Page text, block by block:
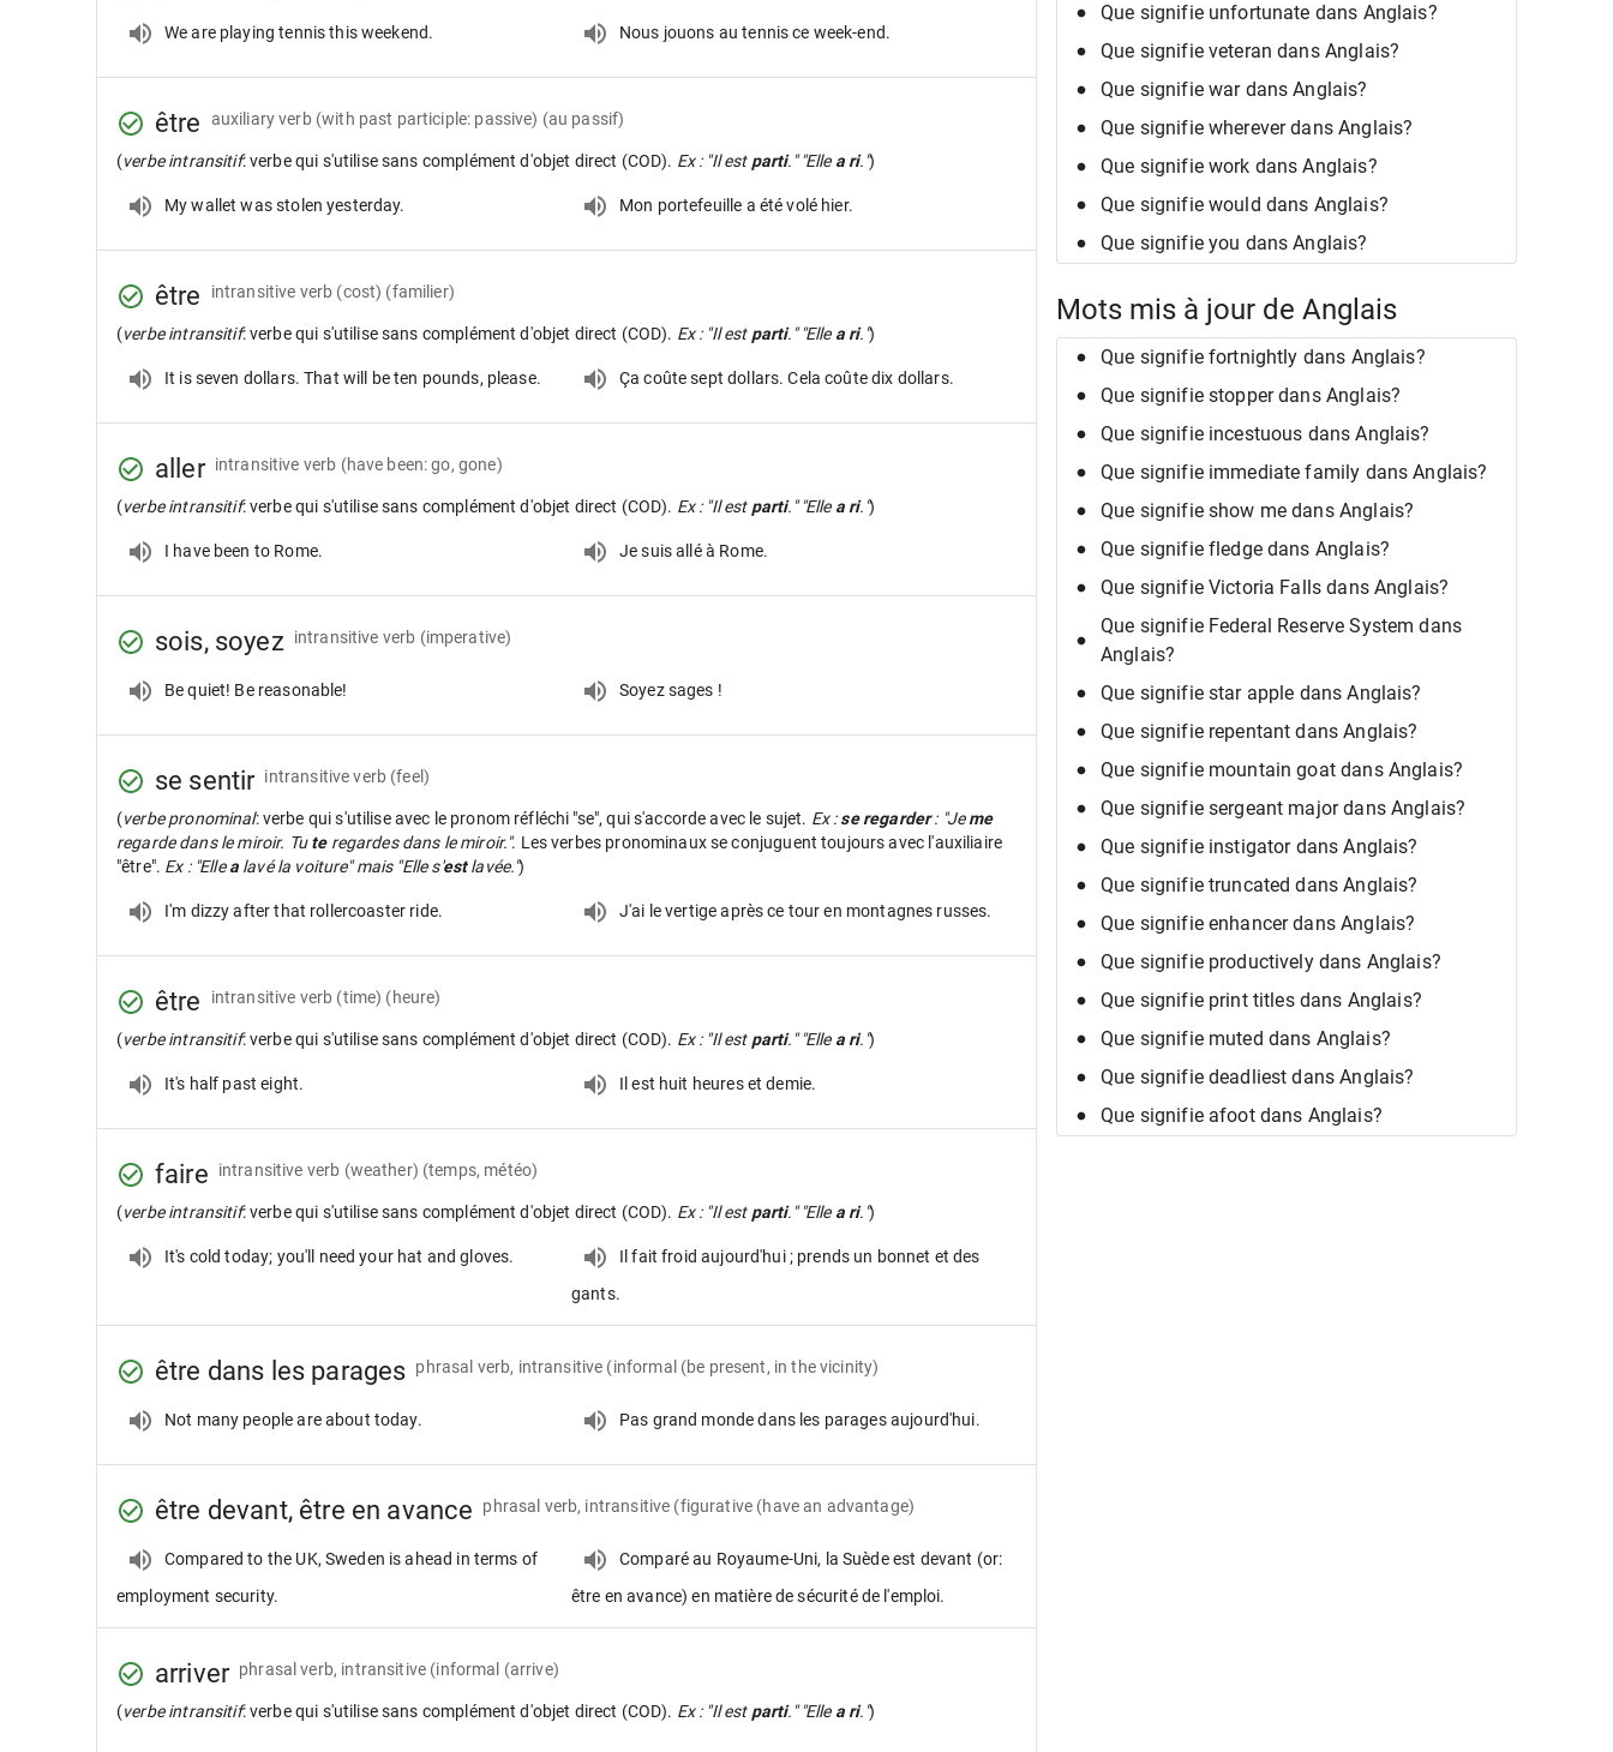
We are playing tennis this weekend. Nous jouons au tennis ce week-end.
être auxiliary verb (with past participle: passive) (au passif)
(verbe intransitif: verbe qui s'utilise sans complément d'objet direct (COD). Ex : "Il est parti." "Elle a ri.")
My wallet was stolen yesterday. Mon portefeuille a été volé hier.
être intransitive verb (cost) (familier)
(verbe intransitif: verbe qui s'utilise sans complément d'objet direct (COD). Ex : "Il est parti." "Elle a ri.")
It is seven dollars. That will be ten pounds, please. Ça coûte sept dollars. Cela coûte dix dollars.
aller intransitive verb (have been: go, gone)
(verbe intransitif: verbe qui s'utilise sans complément d'objet direct (COD). Ex : "Il est parti." "Elle a ri.")
I have been to Rome. Je suis allé à Rome.
sois, soyez intransitive verb (imperative)
Be quiet! Be reasonable! Soyez sages !
se sentir intransitive verb (feel)
(verbe pronominal: verbe qui s'utilise avec le pronom réfléchi "se", qui s'accorde avec le sujet. Ex :se regarder: "Jeme
regarde dans le miroir. Tuteregardes dans le miroir.". Les verbes pronominaux se conjuguent toujours avec l'auxiliaire
"être". Ex : "Ellea lavé la voiture" mais "Elle s'estlavée.")
I'm dizzy after that rollercoaster ride. J'ai le vertige après ce tour en montagnes russes.
être intransitive verb (time) (heure)
(verbe intransitif: verbe qui s'utilise sans complément d'objet direct (COD). Ex : "Il est parti." "Elle a ri.")
It's half past eight. Il est huit heures et demie.
faire intransitive verb (weather) (temps, météo)
(verbe intransitif: verbe qui s'utilise sans complément d'objet direct (COD). Ex : "Il est parti." "Elle a ri.")
It's cold today; you'll need your hat and gloves.
Il fait froid aujourd'hui ; prends un bonnet et des
gants.
être dans les parages phrasal verb, intransitive (informal (be present, in the vicinity)
Not many people are about today. Pas grand monde dans les parages aujourd'hui.
être devant, être en avance phrasal verb, intransitive (figurative (have an advantage)
Compared to the UK, Sweden is ahead in terms of
employment security.
Comparé au Royaume-Uni, la Suède est devant (or:
être en avance) en matière de sécurité de l'emploi.
arriver phrasal verb, intransitive (informal (arrive)
(verbe intransitif: verbe qui s'utilise sans complément d'objet direct (COD). Ex : "Il est parti." "Elle a ri.")
Que signifie unfortunate dans Anglais?
Que signifie veteran dans Anglais?
Que signifie war dans Anglais?
Que signifie wherever dans Anglais?
Que signifie work dans Anglais?
Que signifie would dans Anglais?
Que signifie you dans Anglais?
Mots mis à jour de Anglais
Que signifie fortnightly dans Anglais?
Que signifie stopper dans Anglais?
Que signifie incestuous dans Anglais?
Que signifie immediate family dans Anglais?
Que signifie show me dans Anglais?
Que signifie fledge dans Anglais?
Que signifie Victoria Falls dans Anglais?
Que signifie Federal Reserve System dans
Anglais?
Que signifie star apple dans Anglais?
Que signifie repentant dans Anglais?
Que signifie mountain goat dans Anglais?
Que signifie sergeant major dans Anglais?
Que signifie instigator dans Anglais?
Que signifie truncated dans Anglais?
Que signifie enhancer dans Anglais?
Que signifie productively dans Anglais?
Que signifie print titles dans Anglais?
Que signifie muted dans Anglais?
Que signifie deadliest dans Anglais?
Que signifie afoot dans Anglais?